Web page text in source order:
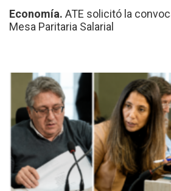
Economía. ATE solicitó la
Mesa Paritaria Salarial